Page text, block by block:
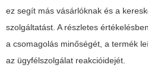
ez segít más vásárlóknak és a
szolgáltatást. A részletes
a csomagolás minőségét, a termék
az ügyfélszolgálat reakcióidejét.